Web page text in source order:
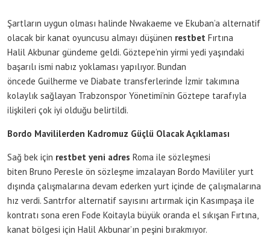
Şartların uygun olması halinde Nwakaeme ve Ekuban’a alternatif
olacak bir kanat oyuncusu almayı düşünen restbet Fırtına
Halil Akbunar gündeme geldi. Göztepe’nin yirmi yedi yaşındaki
başarılı ismi nabız yoklaması yapılıyor. Bundan
öncede Guilherme ve Diabate transferlerinde İzmir takımına
kolaylık sağlayan Trabzonspor Yönetimi’nin Göztepe tarafıyla
ilişkileri çok iyi olduğu belirtildi.
Bordo Mavililerden Kadromuz Güçlü Olacak Açıklaması
Sağ bek için restbet yeni adres Roma ile sözleşmesi
biten Bruno Peresle ön sözleşme imzalayan Bordo Mavililer yurt
dışında çalışmalarına devam ederken yurt içinde de çalışmalarına
hız verdi. Santrfor alternatif sayısını artırmak için Kasımpaşa ile
kontratı sona eren Fode Koitayla büyük oranda el sıkışan Fırtına,
kanat bölgesi için Halil Akbunar’ın peşini bırakmıyor.